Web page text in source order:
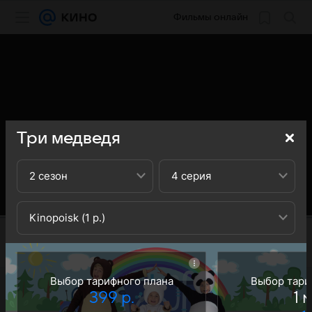
Три медведя
2 сезон 4 серия
Kinopoisk (1 р.)
Выбор тарифного плана
399 р.
Выбор
1